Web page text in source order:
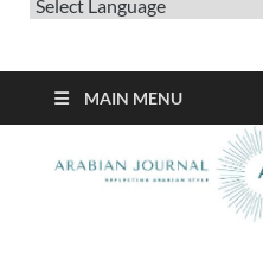
MAIN MENU